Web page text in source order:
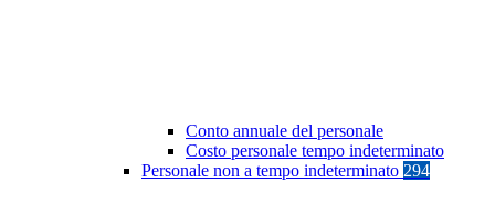
Conto annuale del personale
Costo personale tempo indeterminato
Personale non a tempo indeterminato 294